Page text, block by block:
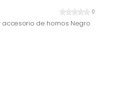
0
accesorio de hornos Negro